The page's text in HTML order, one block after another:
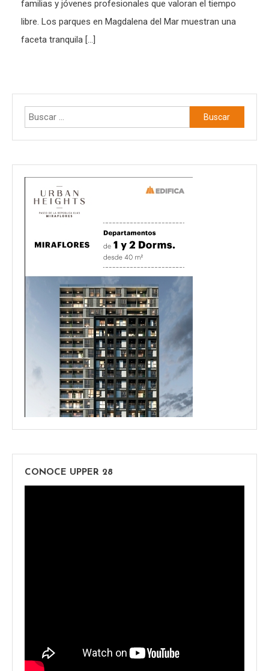
familias y jóvenes profesionales que valoran el tiempo
libre. Los parques en Magdalena del Mar muestran una
faceta tranquila […]
Buscar:
CONOCE UPPER 28